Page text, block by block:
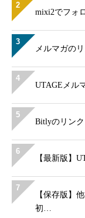
2
mixi2でフォ
3
メルマガの
4
UTAGEメル
5
Bitlyのリン
6
【最新版】
7
【保存版】
初…